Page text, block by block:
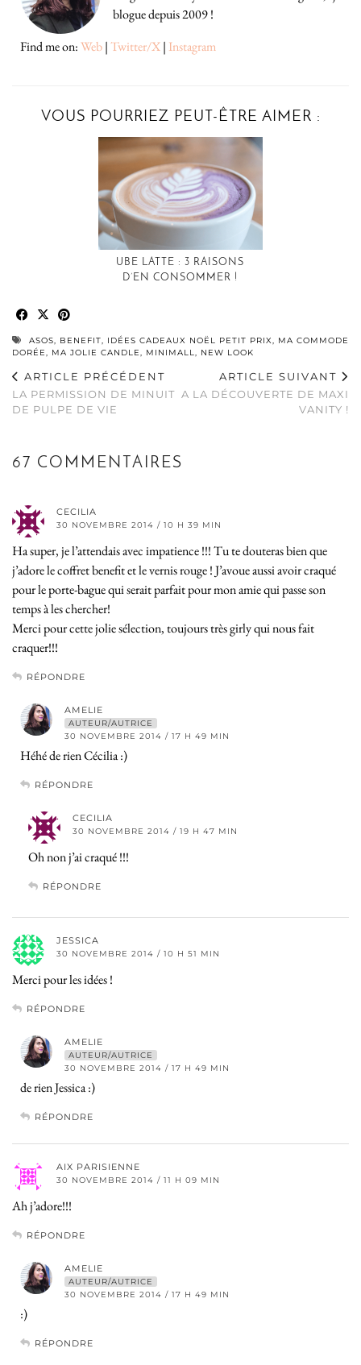
blogue depuis 2009 !
Find me on:Web|Twitter/X| Instagram
VOUS POURRIEZ PEUT-ÊTRE AIMER :
UBE LATTE : 3 RAISONS
D’EN CONSOMMER !
ASOS, BENEFIT, IDÉES CADEAUX NOËL PETIT PRIX, MA COMMODE
DORÉE, MA JOLIE CANDLE, MINIMALL, NEW LOOK
ARTICLE PRÉCÉDENT
LA PERMISSION DE MINUIT
DE PULPE DE VIE
ARTICLE SUIVANT
A LA DÉCOUVERTE DE MAXI
VANITY !
67 COMMENTAIRES
CECILIA
30 NOVEMBRE 2014 / 10 H 39 MIN
Ha super, je l’attendais avec impatience !!! Tu te douteras bien que
j’adore le coffret benefit et le vernis rouge ! J’avoue aussi avoir craqué
pour le porte-bague qui serait parfait pour mon amie qui passe son
temps à les chercher!
Merci pour cette jolie sélection, toujours très girly qui nous fait
craquer!!!
RÉPONDRE
AMELIE
AUTEUR/AUTRICE
30 NOVEMBRE 2014 / 17 H 49 MIN
Héhé de rien Cécilia :)
RÉPONDRE
CECILIA
30 NOVEMBRE 2014 / 19 H 47 MIN
Oh non j’ai craqué !!!
RÉPONDRE
JESSICA
30 NOVEMBRE 2014 / 10 H 51 MIN
Merci pour les idées !
RÉPONDRE
AMELIE
AUTEUR/AUTRICE
30 NOVEMBRE 2014 / 17 H 49 MIN
de rien Jessica :)
RÉPONDRE
AIX PARISIENNE
30 NOVEMBRE 2014 / 11 H 09 MIN
Ah j’adore!!!
RÉPONDRE
AMELIE
AUTEUR/AUTRICE
30 NOVEMBRE 2014 / 17 H 49 MIN
:)
RÉPONDRE